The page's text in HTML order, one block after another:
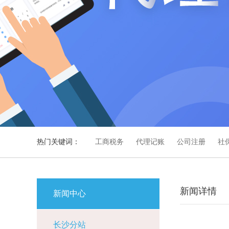
热门关键词： 工商税务 代理记账 公司注册 社
新闻中心
长沙分站
新闻详情